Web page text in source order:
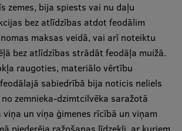
zemes, bija spiests vai nu daļu
bez atlīdzības atdot feodālim
maksas veidā, vai arī noteiktu
bez atlīdzības strādāt feodāļa muižā.
raugoties, materiālo vērtību
sabiedrībā bija noticis neliels
zemnieka-dzimtcilvēka saražotā
un viņa ģimenes rīcībā un viņam